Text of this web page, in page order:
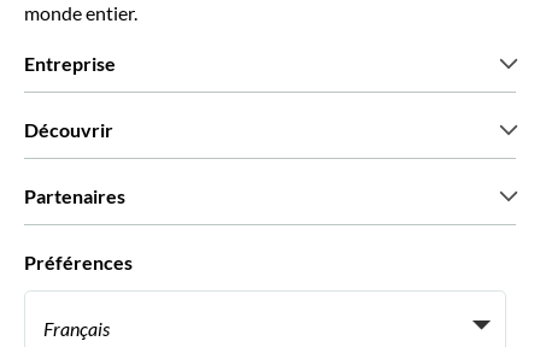
monde entier.
Entreprise
Découvrir
Partenaires
Préférences
Français